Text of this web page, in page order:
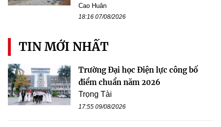
Cao Huân
18:16 07/08/2026
TIN MỚI NHẤT
Trường Đại học Điện lực công bố
điểm chuẩn năm 2026
Trọng Tài
17:55 09/08/2026